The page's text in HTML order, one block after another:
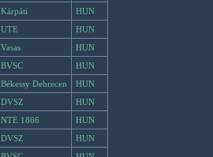
Kárpáti
HUN
UTE
HUN
Vasas
HUN
BVSC
HUN
Békessy Debrecen
HUN
DVSZ
HUN
NTE 1866
HUN
DVSZ
HUN